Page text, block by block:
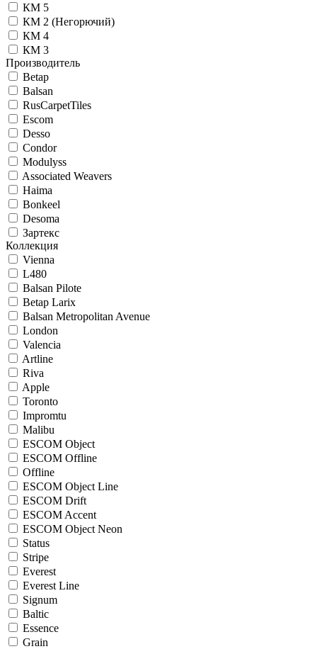
КМ 5
КМ 2 (Негорючий)
КМ 4
КМ 3
Производитель
Betap
Balsan
RusCarpetTiles
Escom
Desso
Condor
Modulyss
Associated Weavers
Haima
Bonkeel
Desoma
Зартекс
Коллекция
Vienna
L480
Balsan Pilote
Betap Larix
Balsan Metropolitan Avenue
London
Valencia
Artline
Riva
Apple
Toronto
Impromtu
Malibu
ESCOM Object
ESCOM Offline
Offline
ESCOM Object Line
ESCOM Drift
ESCOM Accent
ESCOM Object Neon
Status
Stripe
Everest
Everest Line
Signum
Baltic
Essence
Grain